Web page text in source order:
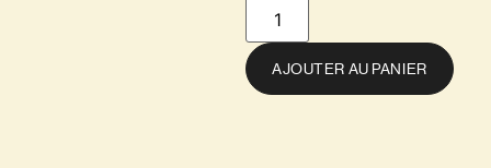
AJOUTER AU PANIER